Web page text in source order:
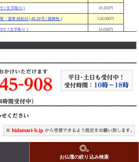
/ 文字彫り ) 10,310円
・蓮華 経机付( 40-16号 / 紫檀色 ) 133,000円
寸 / 文字彫り ) 14,030円
/ 文字彫り ) 13,380円
【クローバー】( 3.5寸 / 文字彫り )
壇・ピュア【国産】( 20号 / ダーク / 丸型 ) 88,800円
壇・初桜【当店オリジナル】( 16号 / サクラ色 ) 45,800円
：ゴールド )
寸 / 文字彫り ) 14,030円
壇・撫子( カラー・ナラ色 ) 98,000円
金付 / サイズ：3.0寸 )
派：東紋 / 30代 / 打敷押さえは付けない ) 8,250円
プライバシーポリシー
お仏壇の絞り込み検索
お仏壇の絞り込み検索